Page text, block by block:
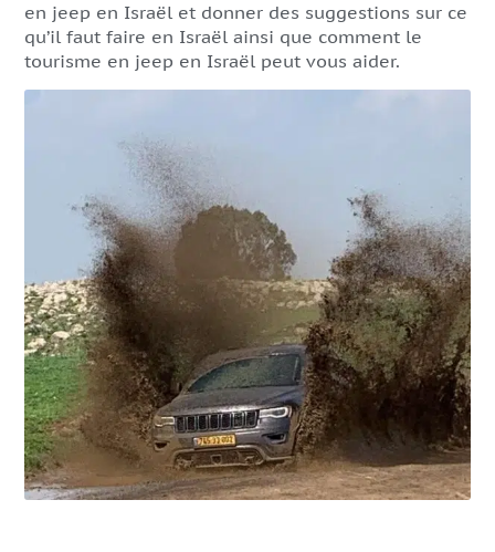
en jeep en Israël et donner des suggestions sur ce
qu’il faut faire en Israël ainsi que comment le
tourisme en jeep en Israël peut vous aider.